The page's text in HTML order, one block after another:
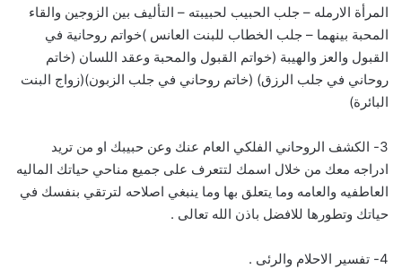
المرأة الارمله – جلب الحبيب لحبيبته – التأليف بين الزوجين والقاء
المحبة بينهما – جلب الخطاب للبنت العانس )خواتم روحانية في
القبول والعز والهيبة (خواتم القبول والمحبة وعقد اللسان (خاتم
روحاني في جلب الرزق) (خاتم روحاني في جلب الزبون)(زواج البنت
البائرة)
3- الكشف الروحاني الفلكي العام عنك وعن حبيبك او من تريد
ادراجه معك من خلال اسمك لتتعرف على جميع مناحي حياتك الماليه
العاطفيه والعامه وما يتعلق بها وما ينبغي اصلاحه لترتقي بنفسك في
حياتك وتطورها للافضل باذن الله تعالى .
4- تفسير الاحلام والرئى .